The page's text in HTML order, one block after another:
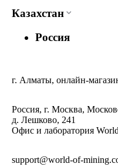
Казахстан
Россия
г. Алматы, онлайн-
Россия, г. Москва,
д. Лешково, 241
Офис и лаборатория
support@world-of-